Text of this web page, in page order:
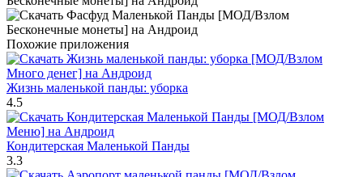
Похожие приложения
Жизнь маленькой панды: уборка
4.5
Кондитерская Маленькой Панды
3.3